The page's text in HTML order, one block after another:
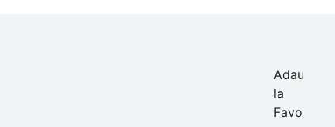
Adauga
la
Favorite